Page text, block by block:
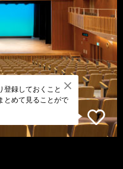
登録しておくこと
とめて見ることがで